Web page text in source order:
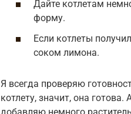
Дайте котлетам
форму.
Если котлеты
соком лимона.
Я всегда проверяю
котлету, значит, она